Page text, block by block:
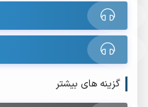
گزینه های بیشتر